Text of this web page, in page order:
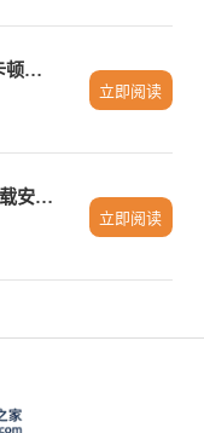
谷歌浏览器视频播放卡顿原因及解决方案详解
立即阅读
Chrome浏览器快速下载安装操作经验分享
立即阅读